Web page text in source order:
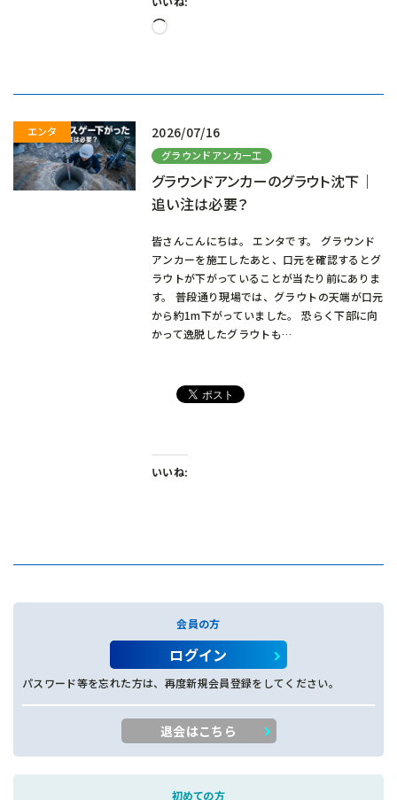
読
2026/07/16
グラウンドアンカー工
グラウンドアンカーのグラウト沈下｜
追い注は必要？
皆さんこんにちは。 エンタです。 グラウンド
アンカーを施工したあと、口元を確認するとグ
ラウトが下がっていることが当たり前にありま
す。 普段通り現場では、グラウトの天端が口元
から約1m下がっていました。 恐らく下部に向
かって逸脱したグラウトも…
いいね:
会員の方
ログイン
パスワード等を忘れた方は、再度新規会員登録をしてください。
退会はこちら
初めての方